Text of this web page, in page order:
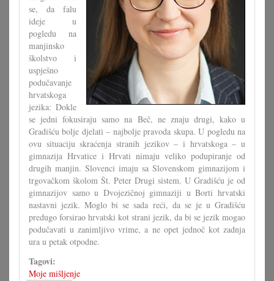
se, da falu
ideje u
pogledu na
manjinsko
školstvo i
uspješno
podučavanje
hrvatskoga
jezika: Dokle
se jedni fokusiraju samo na Beč, ne znaju drugi, kako u
Gradišću bolje djelati – najbolje pravoda skupa. U pogledu na
ovu situaciju skraćenja stranih jezikov – i hrvatskoga – u
gimnazija Hrvatice i Hrvati nimaju veliko podupiranje od
drugih manjin. Slovenci imaju sa Slovenskom gimnazijom i
trgovačkom školom Št. Peter Drugi sistem. U Gradišću je od
gimnazijov samo u Dvojezičnoj gimnaziji u Borti hrvatski
nastavni jezik. Moglo bi se sada reći, da se je u Gradišću
predugo forsirao hrvatski kot strani jezik, da bi se jezik mogao
podučavati u zanimljivo vrime, a ne opet jednoč kot zadnja
ura u petak otpodne.
Tagovi:
Moje mišljenje